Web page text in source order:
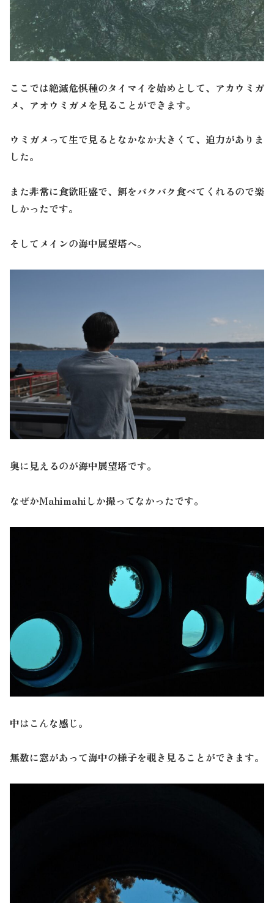
ここでは絶滅危惧種のタイマイを始めとして、アカウミガ
メ、アオウミガメを見ることができます。
ウミガメって生で見るとなかなか大きくて、迫力がありま
した。
また非常に食欲旺盛で、餌をバクバク食べてくれるので楽
しかったです。
そしてメインの海中展望塔へ。
奥に見えるのが海中展望塔です。
なぜかMahimahiしか撮ってなかったです。
中はこんな感じ。
無数に窓があって海中の様子を覗き見ることができます。